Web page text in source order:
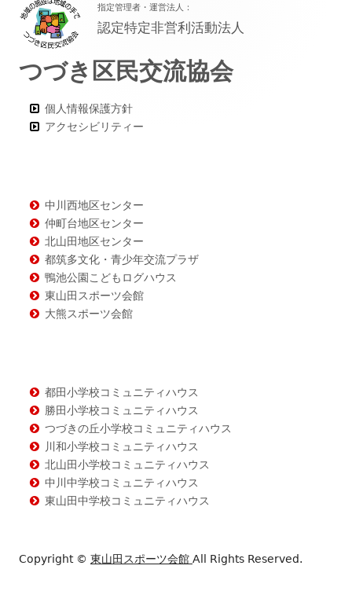
ッ
タ
ー・
ン
ツ
指定管理者・運営法人：
認定特定非営利活動法人
つづき区民交流協会
個人情報保護方針
アクセシビリティー
中川西地区センター
仲町台地区センター
北山田地区センター
都筑多文化・青少年交流プラザ
鴨池公園こどもログハウス
東山田スポーツ会館
大熊スポーツ会館
都田小学校コミュニティハウス
勝田小学校コミュニティハウス
つづきの丘小学校コミュニティハウス
川和小学校コミュニティハウス
北山田小学校コミュニティハウス
中川中学校コミュニティハウス
東山田中学校コミュニティハウス
Copyright © 東山田スポーツ会館 All Rights Reserved.